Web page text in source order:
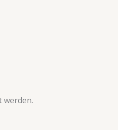
werden.